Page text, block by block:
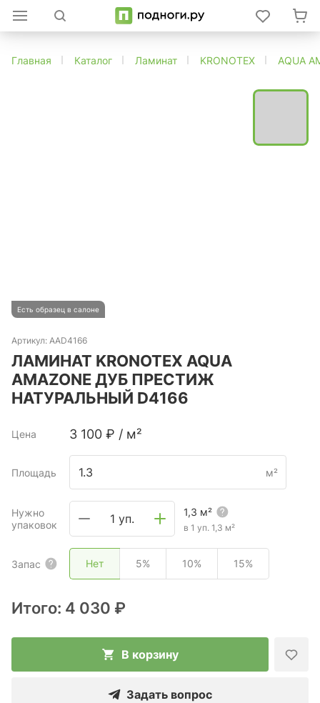
Главная Каталог Ламинат KRONOTEX AQUA
Есть образец в салоне
Артикул: AAD4166
ЛАМИНАТ KRONOTEX AQUA
AMAZONE ДУБ ПРЕСТИЖ
НАТУРАЛЬНЫЙ D4166
Цена 3 100 ₽ / м²
Площадь м²
Нужно
упаковок
1 уп. 1,3 м²
в 1 уп. 1,3 м²
Запас Нет 5% 10% 15%
Итого: 4 030 ₽
В корзину
Задать вопрос